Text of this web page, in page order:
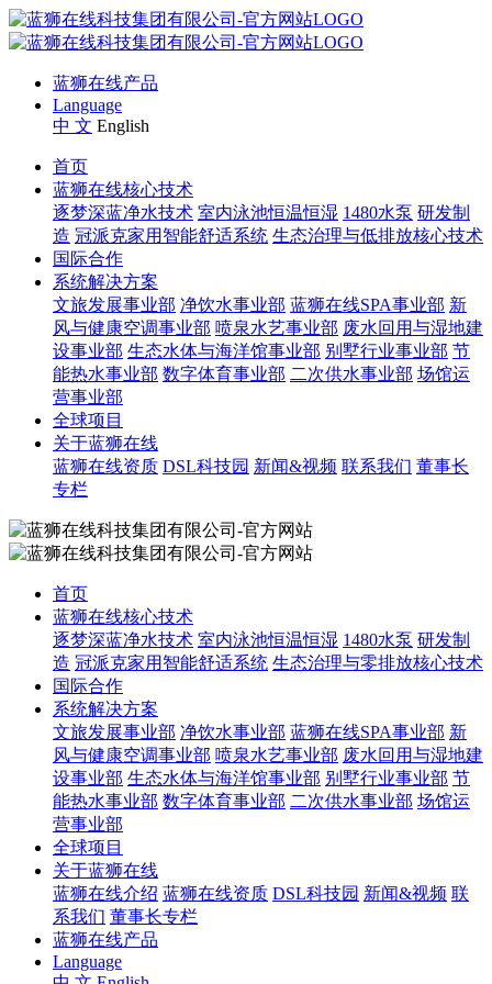
蓝狮在线产品
Language
中 文 English
首页
蓝狮在线核心技术
逐梦深蓝净水技术 室内泳池恒温恒湿 1480水泵 研发制
造 冠派克家用智能舒适系统 生态治理与低排放核心技术
国际合作
系统解决方案
文旅发展事业部 净饮水事业部 蓝狮在线SPA事业部 新
风与健康空调事业部 喷泉水艺事业部 废水回用与湿地建
设事业部 生态水体与海洋馆事业部 别墅行业事业部 节
能热水事业部 数字体育事业部 二次供水事业部 场馆运
营事业部
全球项目
关于蓝狮在线
蓝狮在线资质 DSL科技园 新闻&视频 联系我们 董事长
专栏
首页
蓝狮在线核心技术
逐梦深蓝净水技术 室内泳池恒温恒湿 1480水泵 研发制
造 冠派克家用智能舒适系统 生态治理与零排放核心技术
国际合作
系统解决方案
文旅发展事业部 净饮水事业部 蓝狮在线SPA事业部 新
风与健康空调事业部 喷泉水艺事业部 废水回用与湿地建
设事业部 生态水体与海洋馆事业部 别墅行业事业部 节
能热水事业部 数字体育事业部 二次供水事业部 场馆运
营事业部
全球项目
关于蓝狮在线
蓝狮在线介绍 蓝狮在线资质 DSL科技园 新闻&视频 联
系我们 董事长专栏
蓝狮在线产品
Language